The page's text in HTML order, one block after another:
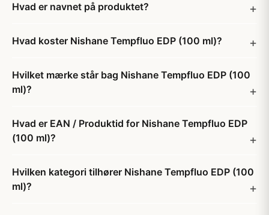
Hvad er navnet på produktet?
Hvad koster Nishane Tempfluo EDP (100 ml)?
Hvilket mærke står bag Nishane Tempfluo EDP (100
ml)?
Hvad er EAN / Produktid for Nishane Tempfluo EDP
(100 ml)?
Hvilken kategori tilhører Nishane Tempfluo EDP (100
ml)?